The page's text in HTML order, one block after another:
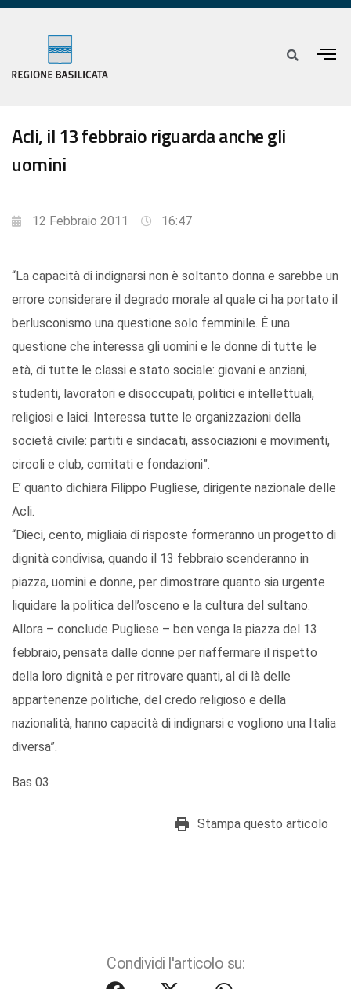
Acli, il 13 febbraio riguarda anche gli
uomini
12 Febbraio 2011 16:47
“La capacità di indignarsi non è soltanto donna e sarebbe un
errore considerare il degrado morale al quale ci ha portato il
berlusconismo una questione solo femminile. È una
questione che interessa gli uomini e le donne di tutte le
età, di tutte le classi e stato sociale: giovani e anziani,
studenti, lavoratori e disoccupati, politici e intellettuali,
religiosi e laici. Interessa tutte le organizzazioni della
società civile: partiti e sindacati, associazioni e movimenti,
circoli e club, comitati e fondazioni”.
E’ quanto dichiara Filippo Pugliese, dirigente nazionale delle
Acli.
“Dieci, cento, migliaia di risposte formeranno un progetto di
dignità condivisa, quando il 13 febbraio scenderanno in
piazza, uomini e donne, per dimostrare quanto sia urgente
liquidare la politica dell’osceno e la cultura del sultano.
Allora – conclude Pugliese – ben venga la piazza del 13
febbraio, pensata dalle donne per riaffermare il rispetto
della loro dignità e per ritrovare quanti, al di là delle
appartenenze politiche, del credo religioso e della
nazionalità, hanno capacità di indignarsi e vogliono una Italia
diversa”.
Bas 03
Stampa questo articolo
Condividi l'articolo su: